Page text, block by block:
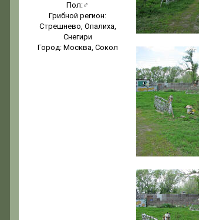
Пол:♂
Грибной регион:
Стрешнево, Опалиха,
Снегири
Город: Москва, Сокол